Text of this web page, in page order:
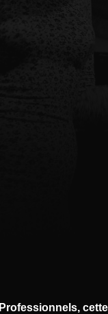
Professionnels,